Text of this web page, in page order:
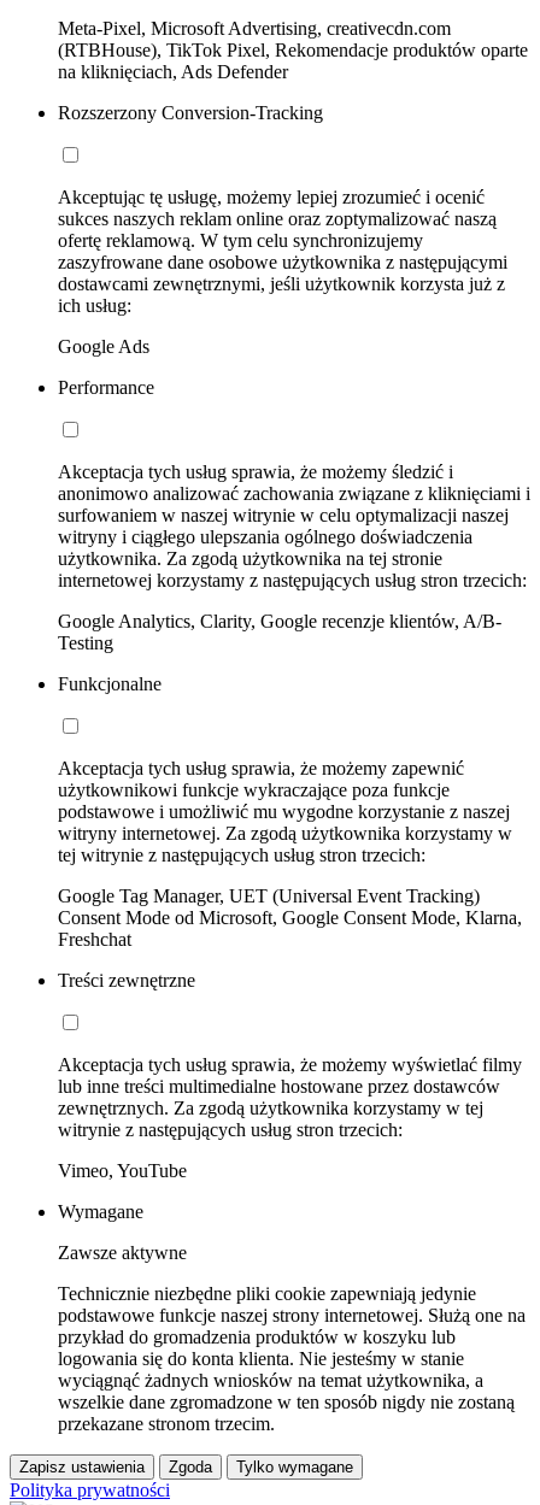
Meta-Pixel, Microsoft Advertising, creativecdn.com
(RTBHouse), TikTok Pixel, Rekomendacje produktów oparte
na kliknięciach, Ads Defender
Rozszerzony Conversion-Tracking
Akceptując tę usługę, możemy lepiej zrozumieć i ocenić
sukces naszych reklam online oraz zoptymalizować naszą
ofertę reklamową. W tym celu synchronizujemy
zaszyfrowane dane osobowe użytkownika z następującymi
dostawcami zewnętrznymi, jeśli użytkownik korzysta już z
ich usług:
Google Ads
Performance
Akceptacja tych usług sprawia, że możemy śledzić i
anonimowo analizować zachowania związane z kliknięciami i
surfowaniem w naszej witrynie w celu optymalizacji naszej
witryny i ciągłego ulepszania ogólnego doświadczenia
użytkownika. Za zgodą użytkownika na tej stronie
internetowej korzystamy z następujących usług stron trzecich:
Google Analytics, Clarity, Google recenzje klientów, A/B-
Testing
Funkcjonalne
Akceptacja tych usług sprawia, że możemy zapewnić
użytkownikowi funkcje wykraczające poza funkcje
podstawowe i umożliwić mu wygodne korzystanie z naszej
witryny internetowej. Za zgodą użytkownika korzystamy w
tej witrynie z następujących usług stron trzecich:
Google Tag Manager, UET (Universal Event Tracking)
Consent Mode od Microsoft, Google Consent Mode, Klarna,
Freshchat
Treści zewnętrzne
Akceptacja tych usług sprawia, że możemy wyświetlać filmy
lub inne treści multimedialne hostowane przez dostawców
zewnętrznych. Za zgodą użytkownika korzystamy w tej
witrynie z następujących usług stron trzecich:
Vimeo, YouTube
Wymagane
Zawsze aktywne
Technicznie niezbędne pliki cookie zapewniają jedynie
podstawowe funkcje naszej strony internetowej. Służą one na
przykład do gromadzenia produktów w koszyku lub
logowania się do konta klienta. Nie jesteśmy w stanie
wyciągnąć żadnych wniosków na temat użytkownika, a
wszelkie dane zgromadzone w ten sposób nigdy nie zostaną
przekazane stronom trzecim.
Zapisz ustawienia Zgoda Tylko wymagane
Polityka prywatności